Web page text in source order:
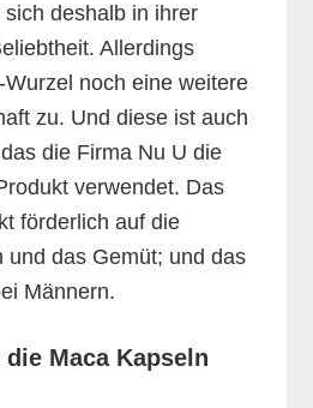
deshalb in ihrer
Allerdings
noch eine weitere
zu. Und diese ist auch
die Firma Nu U die
verwendet. Das
förderlich auf die
und das Gemüt; und das
Männern.
Maca Kapseln